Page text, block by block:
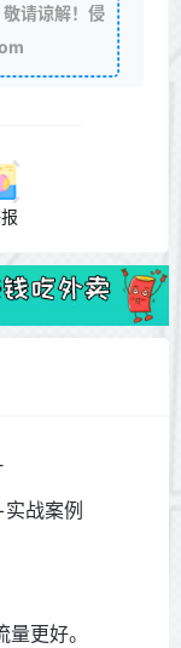
请谅解！侵
战案例
更好。